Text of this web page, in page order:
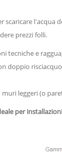
scaricare l'acqua
prezzi folli.
tecniche e
doppio
muri leggeri (o
per installazioni